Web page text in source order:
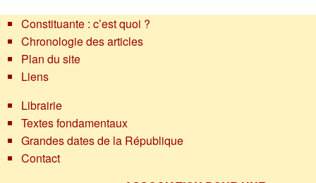
Constituante : c’est quoi ?
Chronologie des articles
Plan du site
Liens
Librairie
Textes fondamentaux
Grandes dates de la République
Contact